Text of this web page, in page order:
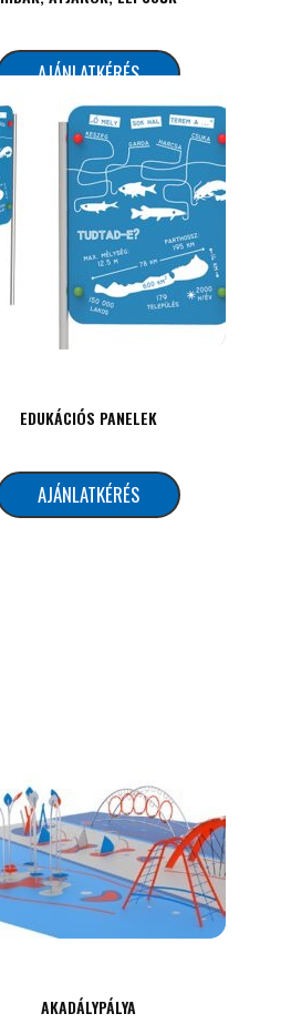
AJÁNLATKÉRÉS
EDUKÁCIÓS PANELEK
AJÁNLATKÉRÉS
AKADÁLYPÁLYA